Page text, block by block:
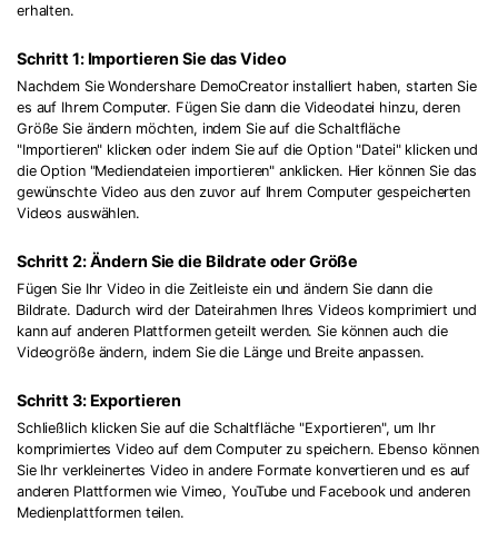
erhalten.
Schritt 1: Importieren Sie das Video
Nachdem Sie Wondershare DemoCreator installiert haben, starten Sie
es auf Ihrem Computer. Fügen Sie dann die Videodatei hinzu, deren
Größe Sie ändern möchten, indem Sie auf die Schaltfläche
"Importieren" klicken oder indem Sie auf die Option "Datei" klicken und
die Option "Mediendateien importieren" anklicken. Hier können Sie das
gewünschte Video aus den zuvor auf Ihrem Computer gespeicherten
Videos auswählen.
Schritt 2: Ändern Sie die Bildrate oder Größe
Fügen Sie Ihr Video in die Zeitleiste ein und ändern Sie dann die
Bildrate. Dadurch wird der Dateirahmen Ihres Videos komprimiert und
kann auf anderen Plattformen geteilt werden. Sie können auch die
Videogröße ändern, indem Sie die Länge und Breite anpassen.
Schritt 3: Exportieren
Schließlich klicken Sie auf die Schaltfläche "Exportieren", um Ihr
komprimiertes Video auf dem Computer zu speichern. Ebenso können
Sie Ihr verkleinertes Video in andere Formate konvertieren und es auf
anderen Plattformen wie Vimeo, YouTube und Facebook und anderen
Medienplattformen teilen.